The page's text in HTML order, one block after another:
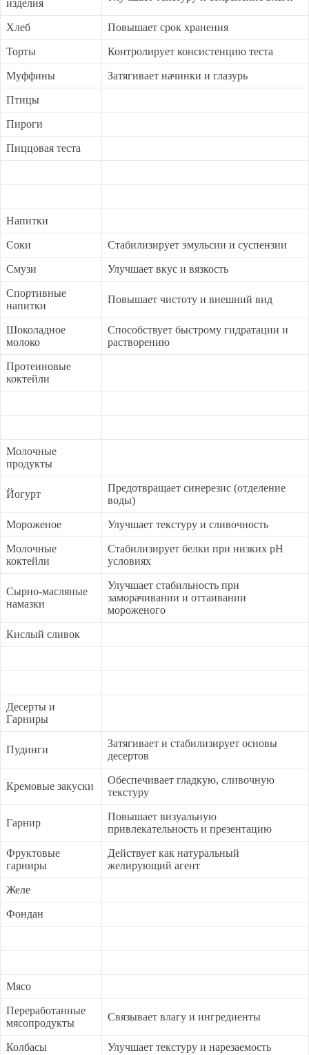
изделия
Хлеб Повышает срок хранения
Торты Контролирует консистенцию теста
Муффины Затягивает начинки и глазурь
Птицы
Пироги
Пиццовая теста
Напитки
Соки Стабилизирует эмульсии и суспензии
Смузи Улучшает вкус и вязкость
Спортивные
напитки
Повышает чистоту и внешний вид
Шоколадное
молоко
Способствует быстрому гидратации и
растворению
Протеиновые
коктейли
Молочные
продукты
Йогурт
Предотвращает синерезис (отделение
воды)
Мороженое Улучшает текстуру и сливочность
Молочные
коктейли
Стабилизирует белки при низких pH
условиях
Сырно-масляные
намазки
Улучшает стабильность при
заморачивании и оттаивании
мороженого
Кислый сливок
Десерты и
Гарниры
Пудинги
Затягивает и стабилизирует основы
десертов
Кремовые закуски
Обеспечивает гладкую, сливочную
текстуру
Гарнир
Повышает визуальную
привлекательность и презентацию
Фруктовые
гарниры
Действует как натуральный
желирующий агент
Желе
Фондан
Мясо
Переработанные
мясопродукты
Связывает влагу и ингредиенты
Колбасы Улучшает текстуру и нарезаемость